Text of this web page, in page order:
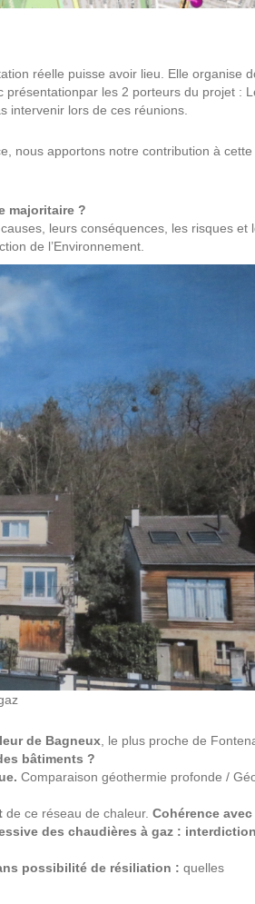
réelle puisse avoir lieu. Elle organise
présentationpar les 2 porteurs du projet :
intervenir lors de ces réunions.
nous apportons notre contribution à cette
majoritaire ?
leurs conséquences, les risques et
de l’Environnement.
de Bagneux , le plus proche de
bâtiments ?
Comparaison géothermie profonde /
de ce réseau de chaleur.​ Cohérence avec
des chaudières à gaz :
possibilité de résiliation : quelles